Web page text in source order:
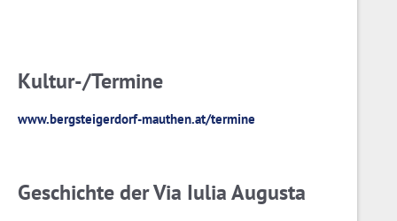
Kultur-/Termine
www.bergsteigerdorf-mauthen.at/termine
Geschichte der Via Iulia Augusta